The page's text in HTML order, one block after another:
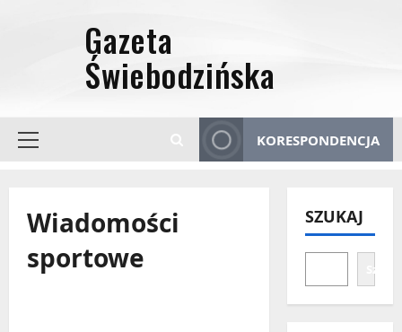
Menu
KORESPONDENCJA
Wiadomości
sportowe
SZUKAJ